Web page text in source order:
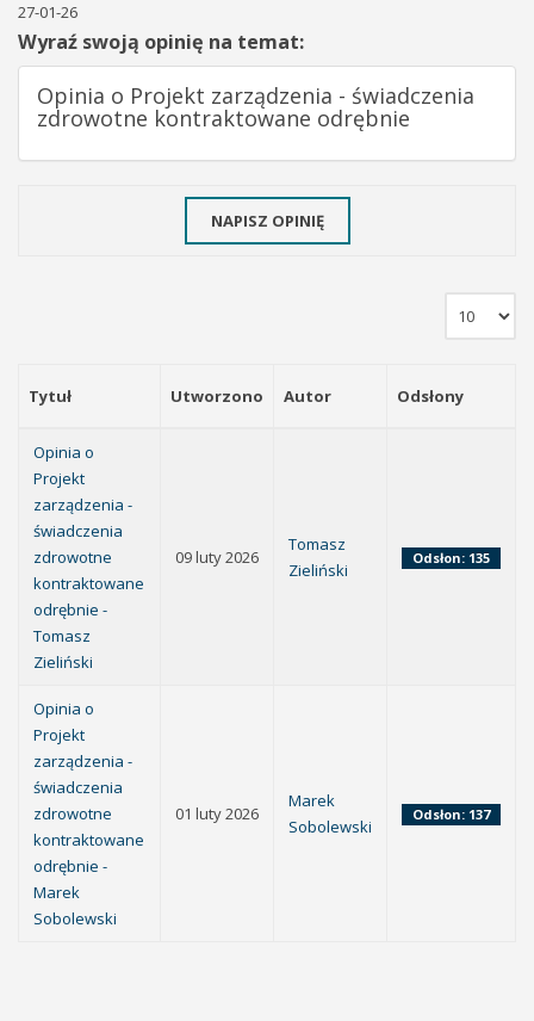
27-01-26
Wyraź swoją opinię na temat:
Opinia o Projekt zarządzenia - świadczenia
zdrowotne kontraktowane odrębnie
NAPISZ OPINIĘ
Tytuł Utworzono Autor Odsłony
Opinia o
Projekt
zarządzenia -
świadczenia
zdrowotne
kontraktowane
odrębnie -
Tomasz
Zieliński
09 luty 2026
Tomasz
Zieliński
Odsłon: 135
Opinia o
Projekt
zarządzenia -
świadczenia
zdrowotne
kontraktowane
odrębnie -
Marek
Sobolewski
01 luty 2026
Marek
Sobolewski
Odsłon: 137